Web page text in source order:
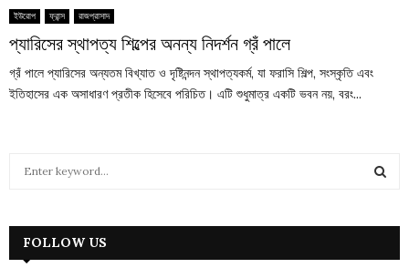
ইউরোপ ফ্রান্স রাজপ্রাসাদ
প্যারিসের স্থাপত্য শিল্পের অনন্য নিদর্শন গ্রঁ পালে
গ্রঁ পালে প্যারিসের অন্যতম বিখ্যাত ও দৃষ্টিনন্দন স্থাপত্যকর্ম, যা ফরাসি শিল্প, সংস্কৃতি এবং
ইতিহাসের এক অসাধারণ প্রতীক হিসেবে পরিচিত। এটি শুধুমাত্র একটি ভবন নয়, বরং...
h
FOLLOW US